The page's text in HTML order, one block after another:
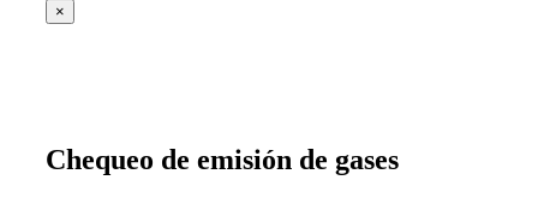
×
Chequeo de emisión de gases